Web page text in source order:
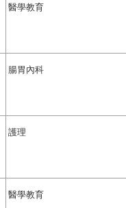
醫學教育
腸胃內科
護理
醫學教育